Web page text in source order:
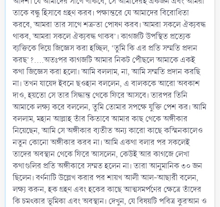
তাকে বন্ধু হিসাবে গ্রহণ করব। পক্ষান্তরে যে আমাদের বিরোধিতা
করবে, আমরা তার সাথে শত্রুতা পোষণ করব। আমরা সকলে ঐক্যবদ্ধ
থাকব, আমরা সকলে ঐক্যবদ্ধ থাকব’। কাগজটি উপস্থিত প্রত্যেক
ব্যক্তিকে দিয়ে জিজ্ঞেস করা হচ্ছিল, ‘তুমি কি এর প্রতি সম্মতি প্রদান
করছ’?....অতঃপর কাগজটি আমার নিকট পৌঁছলে আমাকে একই
কথা জিজ্ঞেস করা হলো। আমি বললাম, না, আমি সম্মতি প্রদান করছি
না। তখন যায়েদ ইবনে ছওহান বললেন, এ বালককে আরো অবকাশ
দাও, হয়তো সে তার সিদ্ধান্ত থেকে ফিরে আসবে। তারপর তিনি
আমাকে লক্ষ্য করে বললেন, তুমি তোমার সপক্ষে যুক্তি পেশ কর। আমি
বললাম, মহান আল্লাহ তাঁর কিতাবে আমার কাছ থেকে অঙ্গীকার
নিয়েছেন, আমি সে অঙ্গীকার ব্যতীত অন্য কারো কাছে কস্মিনকালেও
নতুন কোনো অঙ্গীকার করব না। আমি একথা বলার পর সকলেই
তাদের অবস্থান থেকে ফিরে আসলেন, কেউই আর কাগজে লেখা
কথাগুলির প্রতি অঙ্গীকারে সম্মত হলেন না। তারা আনুমানিক ৩০ জন
ছিলেন। বর্ণনাটি উল্লেখ করার পর শায়খ আলী আল-আছারী বলেন,
লক্ষ্য করুন, হক গ্রহণ এবং হকের কাছে আত্মসমর্পণের ক্ষেত্রে তাঁদের
কি চমৎকার ভূমিকা এবং অবস্থান। দেখুন, যে বিষয়টি পবিত্র কুরআন ও